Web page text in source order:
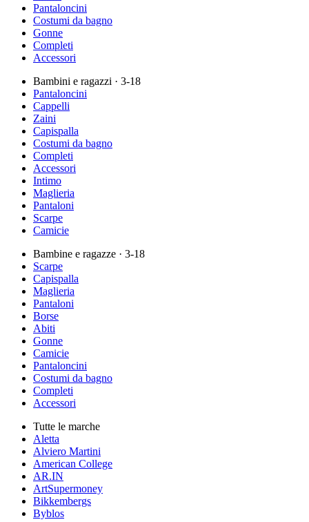
Pantaloncini
Costumi da bagno
Gonne
Completi
Accessori
Bambini e ragazzi · 3-18
Pantaloncini
Cappelli
Zaini
Capispalla
Costumi da bagno
Completi
Accessori
Intimo
Maglieria
Pantaloni
Scarpe
Camicie
Bambine e ragazze · 3-18
Scarpe
Capispalla
Maglieria
Pantaloni
Borse
Abiti
Gonne
Camicie
Pantaloncini
Costumi da bagno
Completi
Accessori
Tutte le marche
Aletta
Alviero Martini
American College
AR.IN
ArtSupermoney
Bikkembergs
Byblos